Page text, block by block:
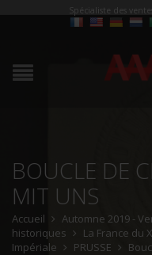
Spécialiste des
BOUCLE DE
MIT UNS
Accueil
Automne 2019 -
historiques
La France du
Impériale
PRUSSE